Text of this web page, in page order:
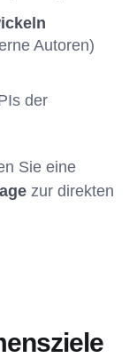
Autoren)
der
Sie eine
zur direkten